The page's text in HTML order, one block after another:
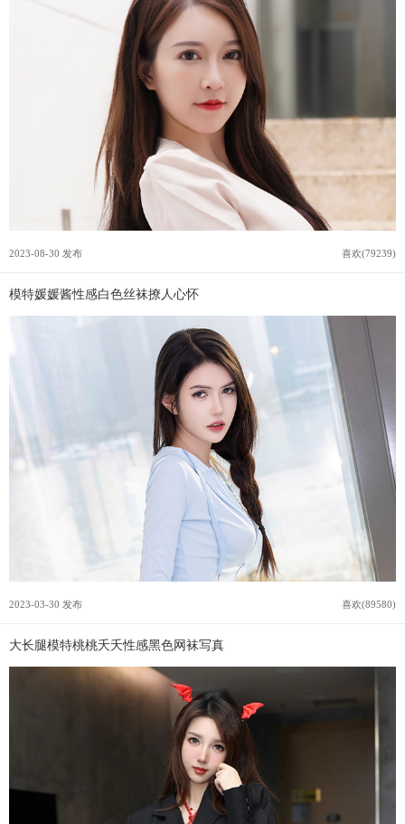
2023-08-30 发布 喜欢(79239)
模特媛媛酱性感白色丝袜撩人心怀
2023-03-30 发布 喜欢(89580)
大长腿模特桃桃夭夭性感黑色网袜写真